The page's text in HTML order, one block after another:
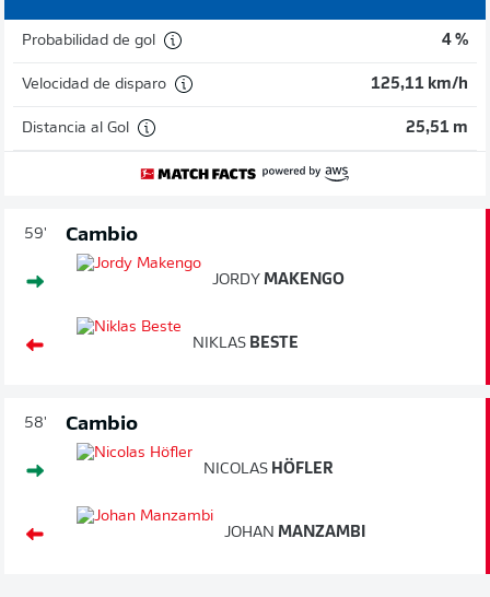
Probabilidad de gol 4 %
Velocidad de disparo 125,11 km/h
Distancia al Gol 25,51 m
59' Cambio
JORDY MAKENGO
NIKLAS BESTE
58' Cambio
NICOLAS HÖFLER
JOHAN MANZAMBI